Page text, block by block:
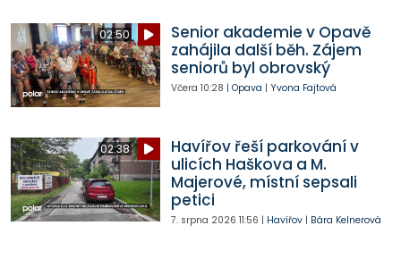
02:50
Senior akademie v Opavě
zahájila další běh. Zájem
seniorů byl obrovský
Včera 10:28 | Opava | Yvona Fajtová
02:38
Havířov řeší parkování v
ulicích Haškova a M.
Majerové, místní sepsali
petici
7. srpna 2026 11:56 | Havířov| Bára Kelnerová